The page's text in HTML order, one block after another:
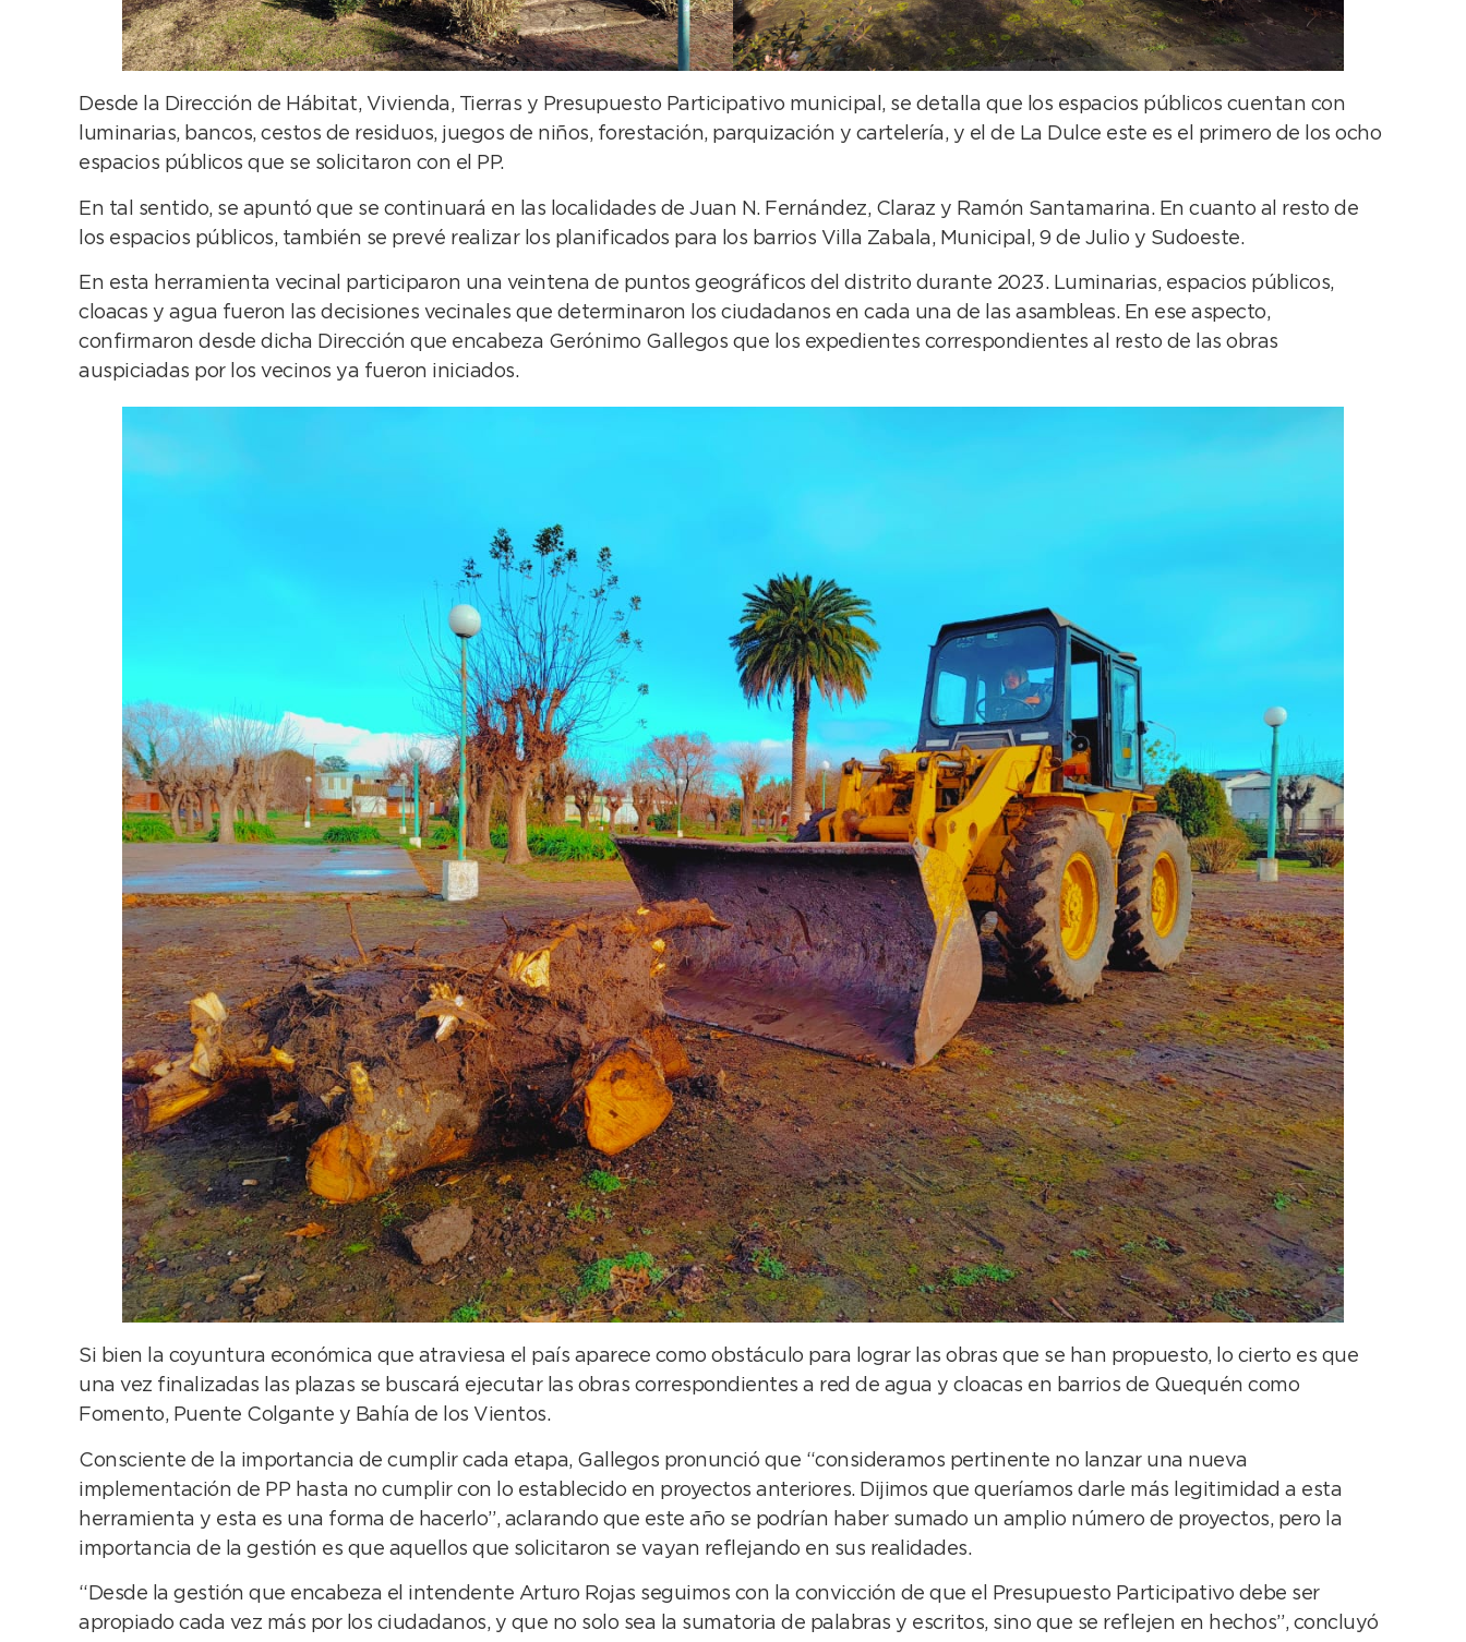
Desde la Dirección de Hábitat, Vivienda, Tierras y Presupuesto Participativo municipal, se detalla que los espacios públicos cuentan con
luminarias, bancos, cestos de residuos, juegos de niños, forestación, parquización y cartelería, y el de La Dulce este es el primero de los ocho
espacios públicos que se solicitaron con el PP.
En tal sentido, se apuntó que se continuará en las localidades de Juan N. Fernández, Claraz y Ramón Santamarina. En cuanto al resto de
los espacios públicos, también se prevé realizar los planificados para los barrios Villa Zabala, Municipal, 9 de Julio y Sudoeste.
En esta herramienta vecinal participaron una veintena de puntos geográficos del distrito durante 2023. Luminarias, espacios públicos,
cloacas y agua fueron las decisiones vecinales que determinaron los ciudadanos en cada una de las asambleas. En ese aspecto,
confirmaron desde dicha Dirección que encabeza Gerónimo Gallegos que los expedientes correspondientes al resto de las obras
auspiciadas por los vecinos ya fueron iniciados.
Si bien la coyuntura económica que atraviesa el país aparece como obstáculo para lograr las obras que se han propuesto, lo cierto es que
una vez finalizadas las plazas se buscará ejecutar las obras correspondientes a red de agua y cloacas en barrios de Quequén como
Fomento, Puente Colgante y Bahía de los Vientos.
Consciente de la importancia de cumplir cada etapa, Gallegos pronunció que “consideramos pertinente no lanzar una nueva
implementación de PP hasta no cumplir con lo establecido en proyectos anteriores. Dijimos que queríamos darle más legitimidad a esta
herramienta y esta es una forma de hacerlo”, aclarando que este año se podrían haber sumado un amplio número de proyectos, pero la
importancia de la gestión es que aquellos que solicitaron se vayan reflejando en sus realidades.
“Desde la gestión que encabeza el intendente Arturo Rojas seguimos con la convicción de que el Presupuesto Participativo debe ser
apropiado cada vez más por los ciudadanos, y que no solo sea la sumatoria de palabras y escritos, sino que se reflejen en hechos”, concluyó